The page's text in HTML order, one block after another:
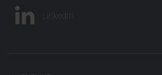
LinkedIn